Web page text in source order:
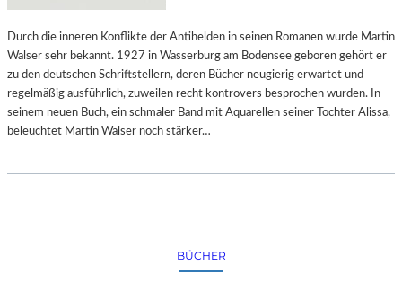
Durch die inneren Konflikte der Antihelden in seinen Romanen wurde Martin
Walser sehr bekannt. 1927 in Wasserburg am Bodensee geboren gehört er
zu den deutschen Schriftstellern, deren Bücher neugierig erwartet und
regelmäßig ausführlich, zuweilen recht kontrovers besprochen wurden. In
seinem neuen Buch, ein schmaler Band mit Aquarellen seiner Tochter Alissa,
beleuchtet Martin Walser noch stärker…
BÜCHER